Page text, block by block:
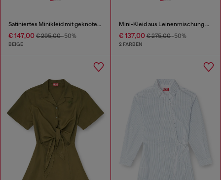
Satiniertes Minikleid mit geknotetem Oberteil
€ 147,00 € 295,00-50%
BEIGE
Mini-Kleid aus Leinenmischung mit Taillenknoten
€ 137,00€ 275,00-50%
2 FARBEN